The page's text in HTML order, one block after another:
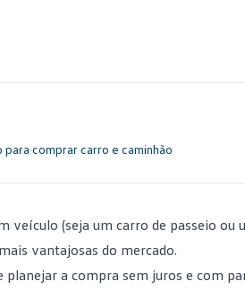
para comprar carro e caminhão
veículo (seja um carro de passeio ou
vantajosas do mercado.
planejar a compra sem juros e com